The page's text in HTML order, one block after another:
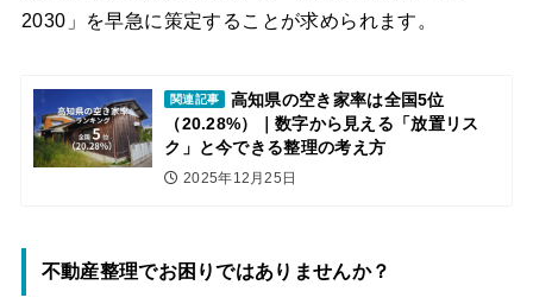
2030」を早急に策定することが求められます。
関連記事
高知県の空き家率は全国5位
（20.28%）｜数字から見える「放置リス
ク」と今できる整理の考え方
2025年12月25日
不動産整理でお困りではありませんか？